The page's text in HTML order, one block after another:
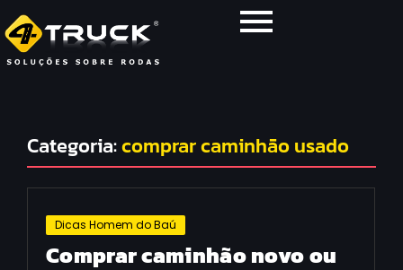
Categoria:comprar caminhão usado
Dicas Homem do Baú
Comprar caminhão novo ou